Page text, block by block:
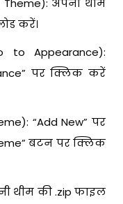
करें।
to Appearance):
पर क्लिक करें
“Add New” पर
बटन पर क्लिक
थीम की .zip फाइल